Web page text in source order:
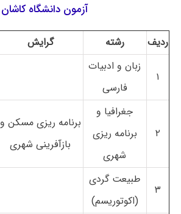
آزمون دانشگاه کاشان
ردیف رشته گرایش
۱
زبان و ادبیات
فارسی
۲
جغرافیا و
برنامه ریزی
شهری
برنامه ریزی مسکن و
بازآفرینی شهری
۳
طبیعت گردی
(اکوتوریسم)